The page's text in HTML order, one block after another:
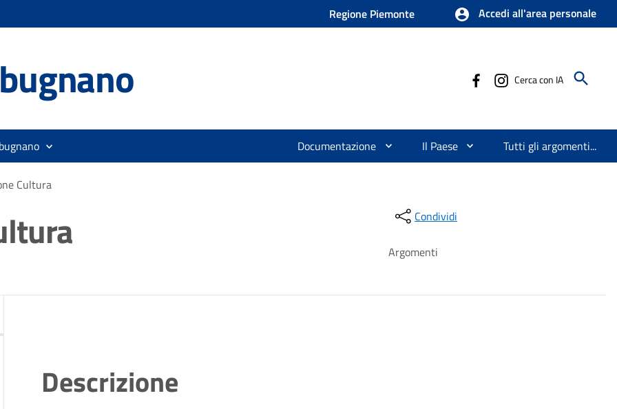
Regione Piemonte Accedi all'area personale
Cerca con IA
Documentazione Il Paese Tutti gli argomenti...
Cultura
Condividi
Argomenti
Descrizione